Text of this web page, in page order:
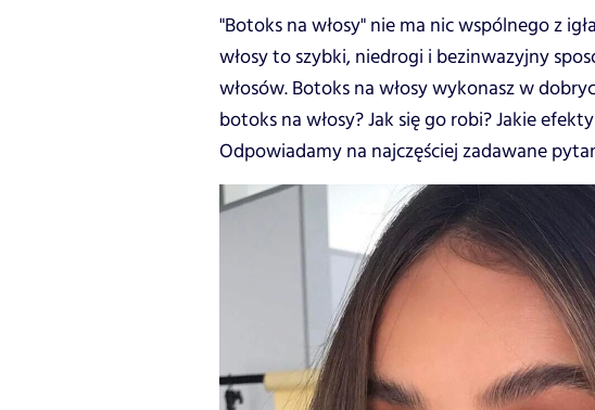
"Botoks na włosy" nie ma nic wspólnego z
włosy to szybki, niedrogi i bezinwazyjny
włosów. Botoks na włosy wykonasz w
botoks na włosy? Jak się go robi? Jakie
Odpowiadamy na najczęściej zadawane